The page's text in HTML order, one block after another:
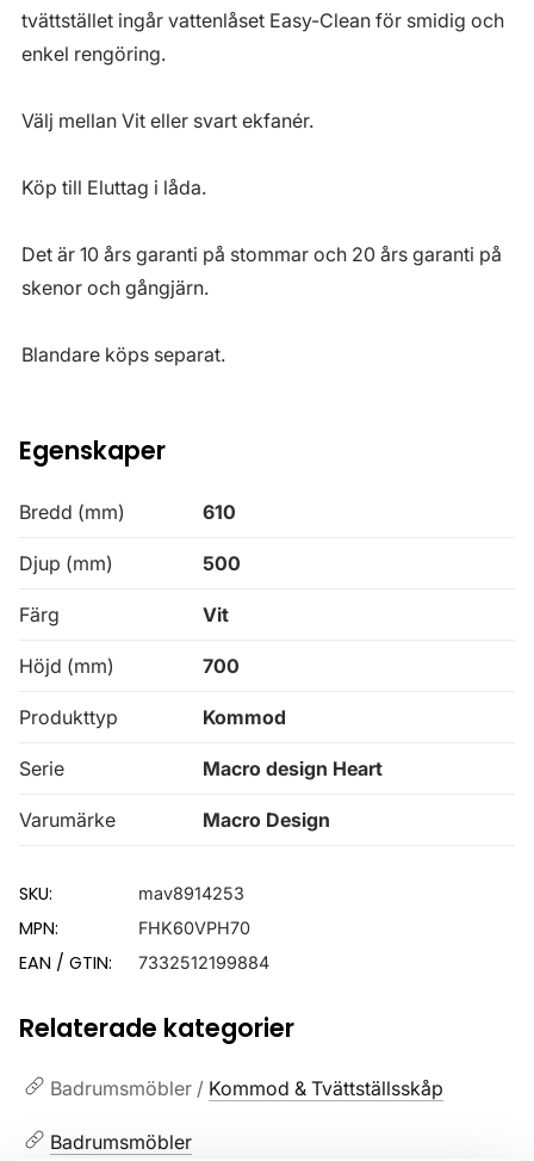
tvättstället ingår vattenlåset Easy-Clean för smidig och
enkel rengöring.
Välj mellan Vit eller svart ekfanér.
Köp till Eluttag i låda.
Det är 10 års garanti på stommar och 20 års garanti på
skenor och gångjärn.
Blandare köps separat.
Egenskaper
Bredd (mm) 610
Djup (mm) 500
Färg Vit
Höjd (mm) 700
Produkttyp Kommod
Serie Macro design Heart
Varumärke Macro Design
SKU: mav8914253
MPN: FHK60VPH70
EAN / GTIN: 7332512199884
Relaterade kategorier
Badrumsmöbler / Kommod & Tvättställsskåp
Badrumsmöbler